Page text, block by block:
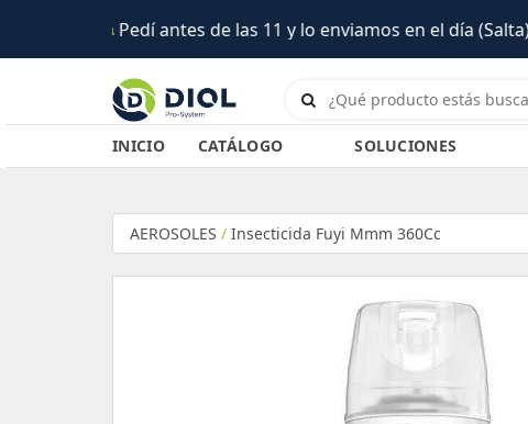
lo enviamos en el día (Salta)
INICIO CATÁLOGO SOLUCIONES
AEROSOLES / Insecticida Fuyi Mmm 360Cc